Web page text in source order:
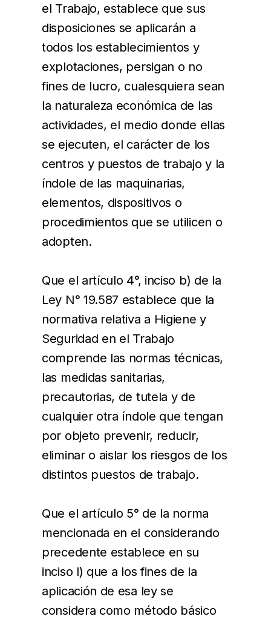
el Trabajo, establece que sus
disposiciones se aplicarán a
todos los establecimientos y
explotaciones, persigan o no
fines de lucro, cualesquiera sean
la naturaleza económica de las
actividades, el medio donde ellas
se ejecuten, el carácter de los
centros y puestos de trabajo y la
índole de las maquinarias,
elementos, dispositivos o
procedimientos que se utilicen o
adopten.
Que el artículo 4°, inciso b) de la
Ley N° 19.587 establece que la
normativa relativa a Higiene y
Seguridad en el Trabajo
comprende las normas técnicas,
las medidas sanitarias,
precautorias, de tutela y de
cualquier otra índole que tengan
por objeto prevenir, reducir,
eliminar o aislar los riesgos de los
distintos puestos de trabajo.
Que el artículo 5° de la norma
mencionada en el considerando
precedente establece en su
inciso l) que a los fines de la
aplicación de esa ley se
considera como método básico